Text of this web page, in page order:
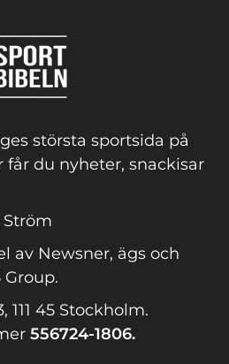
största sportsida på
får du nyheter, snackisar
av Newsner, ägs och
Group.
111 45 Stockholm.
556724-1806.